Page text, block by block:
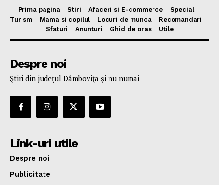
Prima pagina Stiri Afaceri si E-commerce
Special
Turism
Mama si copilul Locuri de munca
Recomandari
Sfaturi
Anunturi Ghid de oras Utile
Despre noi
Ştiri din judeţul Dâmboviţa şi nu numai
Link-uri utile
Despre noi
Publicitate